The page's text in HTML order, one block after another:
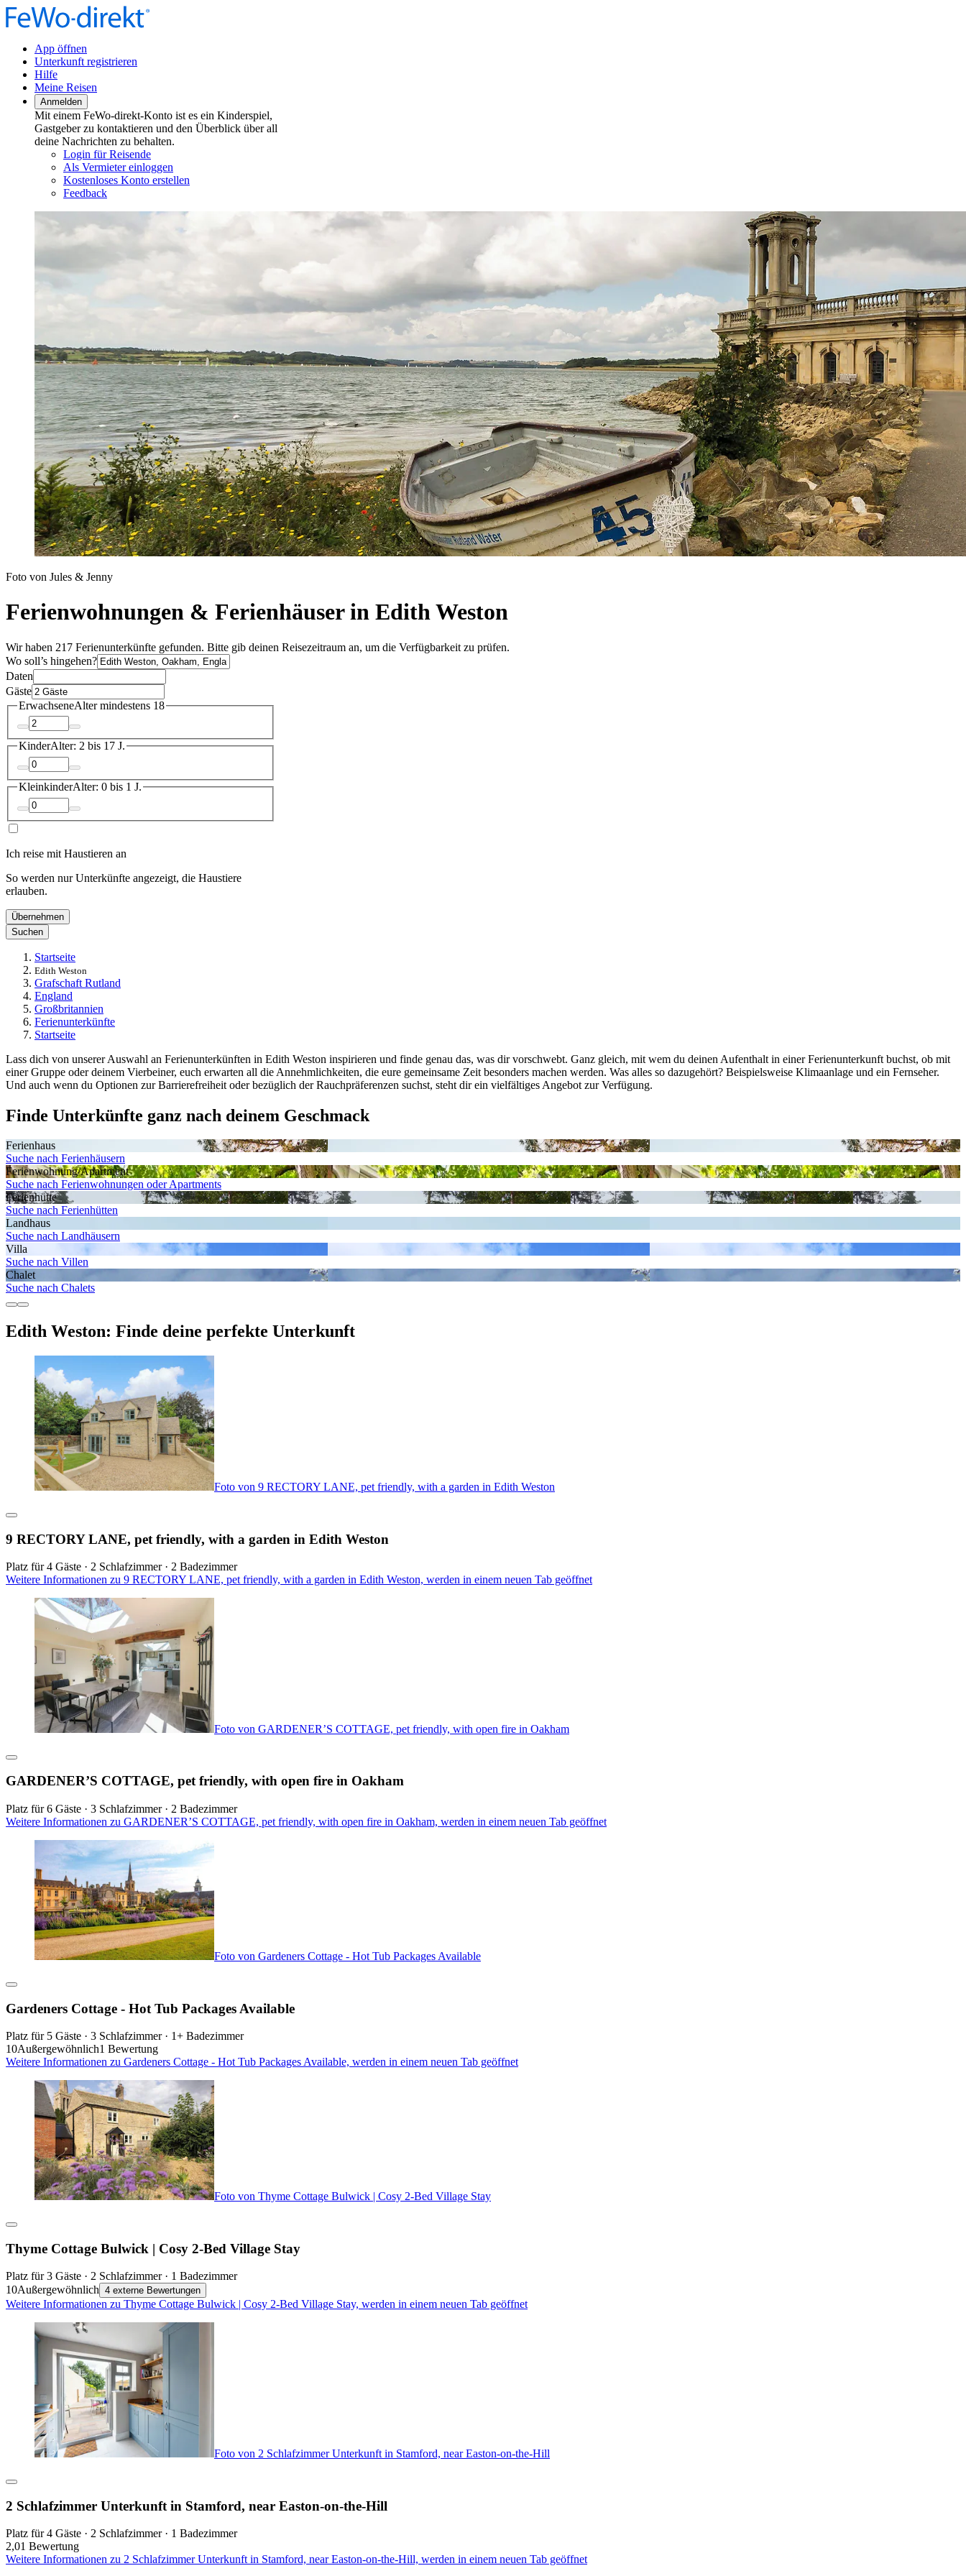
App öffnen
Unterkunft registrieren
Hilfe
Meine Reisen
Anmelden
Mit einem FeWo-direkt-Konto ist es ein Kinderspiel,
Gastgeber zu kontaktieren und den Überblick über all
deine Nachrichten zu behalten.
Login für Reisende
Als Vermieter einloggen
Kostenloses Konto erstellen
Feedback
Foto von Jules & Jenny
Ferienwohnungen & Ferienhäuser in Edith Weston
Wir haben 217 Ferienunterkünfte gefunden. Bitte gib deinen Reisezeitraum an, um die Verfügbarkeit zu prüfen.
Wo soll’s hingehen?
Daten
Gäste
ErwachseneAlter mindestens 18
KinderAlter: 2 bis 17 J.
KleinkinderAlter: 0 bis 1 J.
Ich reise mit Haustieren an
So werden nur Unterkünfte angezeigt, die Haustiere
erlauben.
Übernehmen
Suchen
Startseite
Edith Weston
Grafschaft Rutland
England
Großbritannien
Ferienunterkünfte
Startseite
Lass dich von unserer Auswahl an Ferienunterkünften in Edith Weston inspirieren und finde genau das, was dir vorschwebt. Ganz gleich, mit wem du deinen Aufenthalt in einer Ferienunterkunft buchst, ob mit
einer Gruppe oder deinem Vierbeiner, euch erwarten all die Annehmlichkeiten, die eure gemeinsame Zeit besonders machen werden. Was alles so dazugehört? Beispielsweise Klimaanlage und ein Fernseher.
Und auch wenn du Optionen zur Barrierefreiheit oder bezüglich der Rauchpräferenzen suchst, steht dir ein vielfältiges Angebot zur Verfügung.
Finde Unterkünfte ganz nach deinem Geschmack
Ferienhaus
Suche nach Ferienhäusern
Ferienwohnung/Apartment
Suche nach Ferienwohnungen oder Apartments
Ferienhütte
Suche nach Ferienhütten
Landhaus
Suche nach Landhäusern
Villa
Suche nach Villen
Chalet
Suche nach Chalets
Edith Weston: Finde deine perfekte Unterkunft
Foto von 9 RECTORY LANE, pet friendly, with a garden in Edith Weston
9 RECTORY LANE, pet friendly, with a garden in Edith Weston
Platz für 4 Gäste · 2 Schlafzimmer · 2 Badezimmer
Weitere Informationen zu 9 RECTORY LANE, pet friendly, with a garden in Edith Weston, werden in einem neuen Tab geöffnet
Foto von GARDENER’S COTTAGE, pet friendly, with open fire in Oakham
GARDENER’S COTTAGE, pet friendly, with open fire in Oakham
Platz für 6 Gäste · 3 Schlafzimmer · 2 Badezimmer
Weitere Informationen zu GARDENER’S COTTAGE, pet friendly, with open fire in Oakham, werden in einem neuen Tab geöffnet
Foto von Gardeners Cottage - Hot Tub Packages Available
Gardeners Cottage - Hot Tub Packages Available
Platz für 5 Gäste · 3 Schlafzimmer · 1+ Badezimmer
10Außergewöhnlich1 Bewertung
Weitere Informationen zu Gardeners Cottage - Hot Tub Packages Available, werden in einem neuen Tab geöffnet
Foto von Thyme Cottage Bulwick | Cosy 2-Bed Village Stay
Thyme Cottage Bulwick | Cosy 2-Bed Village Stay
Platz für 3 Gäste · 2 Schlafzimmer · 1 Badezimmer
10Außergewöhnlich 4 externe Bewertungen
Weitere Informationen zu Thyme Cottage Bulwick | Cosy 2-Bed Village Stay, werden in einem neuen Tab geöffnet
Foto von 2 Schlafzimmer Unterkunft in Stamford, near Easton-on-the-Hill
2 Schlafzimmer Unterkunft in Stamford, near Easton-on-the-Hill
Platz für 4 Gäste · 2 Schlafzimmer · 1 Badezimmer
2,01 Bewertung
Weitere Informationen zu 2 Schlafzimmer Unterkunft in Stamford, near Easton-on-the-Hill, werden in einem neuen Tab geöffnet